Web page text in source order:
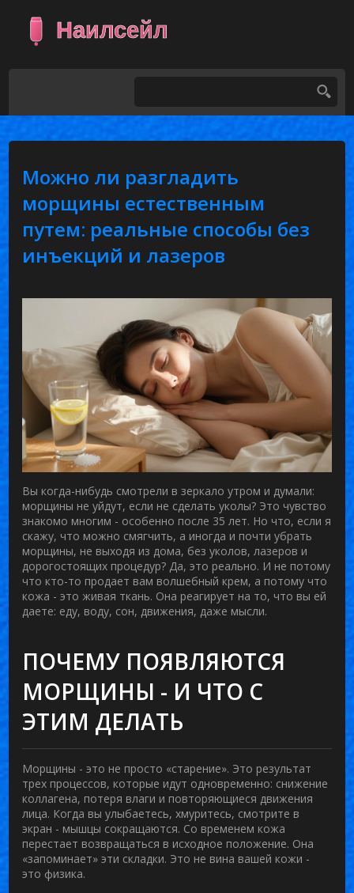
Можно ли разгладить
морщины естественным
путем: реальные способы без
инъекций и лазеров
Вы когда-нибудь смотрели в зеркало утром и думали:
морщины не уйдут, если не сделать уколы? Это чувство
знакомо многим - особенно после 35 лет. Но что, если я
скажу, что можно смягчить, а иногда и почти убрать
морщины, не выходя из дома, без уколов, лазеров и
дорогостоящих процедур? Да, это реально. И не потому
что кто-то продает вам волшебный крем, а потому что
кожа - это живая ткань. Она реагирует на то, что вы ей
даете: еду, воду, сон, движения, даже мысли.
ПОЧЕМУ ПОЯВЛЯЮТСЯ
МОРЩИНЫ - И ЧТО С
ЭТИМ ДЕЛАТЬ
Морщины - это не просто «старение». Это результат
трех процессов, которые идут одновременно: снижение
коллагена, потеря влаги и повторяющиеся движения
лица. Когда вы улыбаетесь, хмуритесь, смотрите в
экран - мышцы сокращаются. Со временем кожа
перестает возвращаться в исходное положение. Она
«запоминает» эти складки. Это не вина вашей кожи -
это физика.